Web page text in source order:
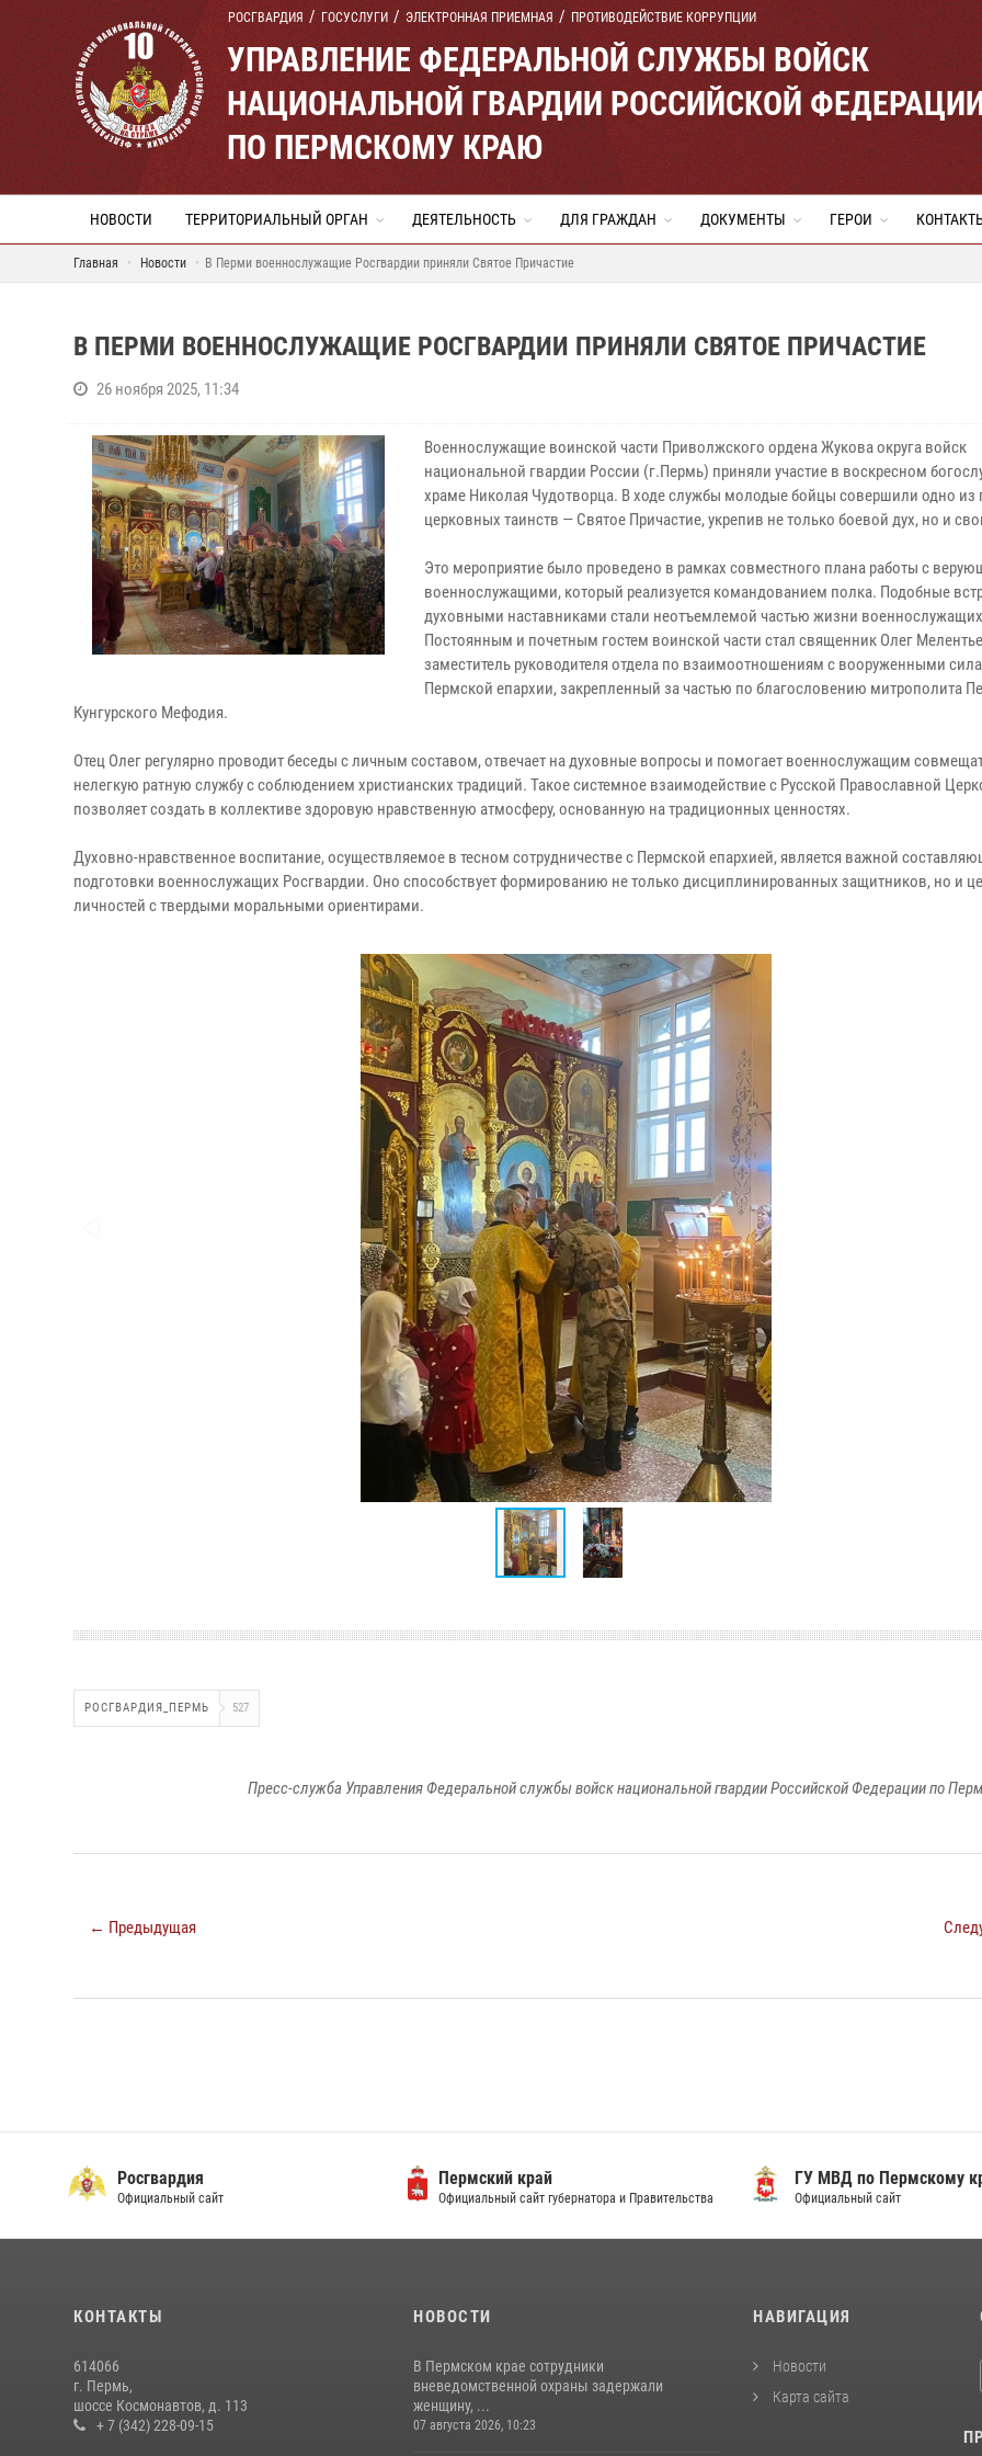
РОСГВАРДИЯ ГОСУСЛУГИ ЭЛЕКТРОННАЯ ПРИЕМНАЯ ПРОТИВОДЕЙСТВИЕ КОРРУПЦИИ
УПРАВЛЕНИЕ ФЕДЕРАЛЬНОЙ СЛУЖБЫ ВОЙСК
НАЦИОНАЛЬНОЙ ГВАРДИИ РОССИЙСКОЙ
ПО ПЕРМСКОМУ КРАЮ
НОВОСТИ ТЕРРИТОРИАЛЬНЫЙ ОРГАН ДЕЯТЕЛЬНОСТЬ ДЛЯ ГРАЖДАН ДОКУМЕНТЫ ГЕРОИ
Главная Новости В Перми военнослужащие Росгвардии приняли Святое Причастие
В ПЕРМИ ВОЕННОСЛУЖАЩИЕ РОСГВАРДИИ ПРИНЯЛИ СВЯТОЕ ПРИЧАСТИЕ
26 ноября 2025, 11:34
Военнослужащие воинской части Приволжского ордена Жукова округа войск
национальной гвардии России (г.Пермь) приняли участие в воскресном
храме Николая Чудотворца. В ходе службы молодые бойцы совершили одно из
церковных таинств — Святое Причастие, укрепив не только боевой дух, но и
Это мероприятие было проведено в рамках совместного плана работы с
военнослужащими, который реализуется командованием полка. Подобные
духовными наставниками стали неотъемлемой частью жизни
Постоянным и почетным гостем воинской части стал священник Олег
заместитель руководителя отдела по взаимоотношениям с вооруженными
Пермской епархии, закрепленный за частью по благословению митрополита
Кунгурского Мефодия.
Отец Олег регулярно проводит беседы с личным составом, отвечает на духовные вопросы и помогает военнослужащим
нелегкую ратную службу с соблюдением христианских традиций. Такое системное взаимодействие с Русской Православной
позволяет создать в коллективе здоровую нравственную атмосферу, основанную на традиционных ценностях.
Духовно-нравственное воспитание, осуществляемое в тесном сотрудничестве с Пермской епархией, является важной
подготовки военнослужащих Росгвардии. Оно способствует формированию не только дисциплинированных защитников, но и
личностей с твердыми моральными ориентирами.
РОСГВАРДИЯ_ПЕРМЬ 527
Пресс-служба Управления Федеральной службы войск национальной гвардии Российской Федерации по
← Предыдущая
Росгвардия
Официальный сайт
Пермский край
Официальный сайт губернатора и Правительства
ГУ МВД по Пермскому
Официальный сайт
КОНТАКТЫ
614066
г. Пермь,
шоссе Космонавтов, д. 113
+ 7 (342) 228-09-15
НОВОСТИ
В Пермском крае сотрудники
вневедомственной охраны задержали
женщину, ...
07 августа 2026, 10:23
НАВИГАЦИЯ
Новости
Карта сайта